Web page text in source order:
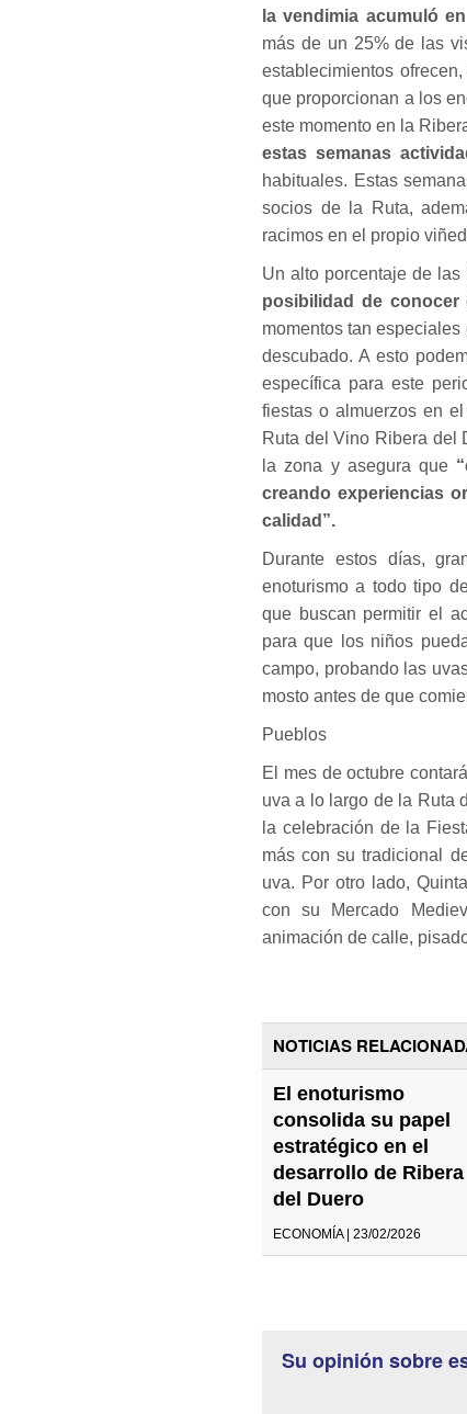
la vendimia acumuló
más de un 25% de las
establecimientos
que proporcionan a los
este momento en la
estas semanas
habituales. Estas
socios de la Ruta,
racimos en el propio
Un alto porcentaje de las
posibilidad de
momentos tan
descubado. A esto
específica para este
fiestas o almuerzos en
Ruta del Vino Ribera del
la zona y asegura que
creando experiencias
calidad”.
Durante estos días,
enoturismo a todo tipo
que buscan permitir el
para que los niños
campo, probando las
mosto antes de que
Pueblos
El mes de octubre
uva a lo largo de la Ruta
la celebración de la
más con su tradicional
uva. Por otro lado,
con su Mercado
animación de calle,
NOTICIAS
El enoturismo
consolida su papel
estratégico en el
desarrollo de Ribera
del Duero
ECONOMÍA | 23/02/2026
Su opinión sobre